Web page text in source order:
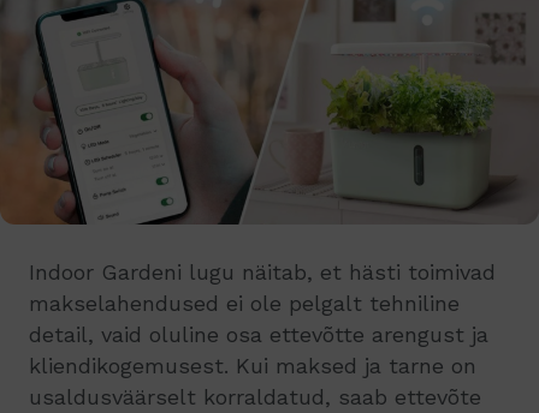
Indoor Gardeni lugu näitab, et hästi toimivad
makselahendused ei ole pelgalt tehniline
detail, vaid oluline osa ettevõtte arengust ja
kliendikogemusest. Kui maksed ja tarne on
usaldusväärselt korraldatud, saab ettevõte